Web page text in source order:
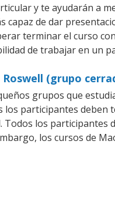
y te ayudarán a
de dar
terminar el curso
de trabajar en un
(grupo
grupos que
participantes deben
los
los cursos de